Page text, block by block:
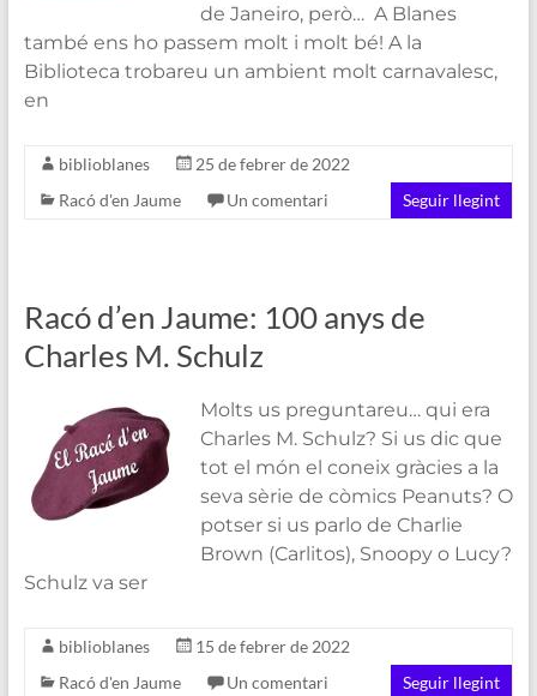
de Janeiro, però… A Blanes
també ens ho passem molt i molt bé! A la
Biblioteca trobareu un ambient molt carnavalesc,
en
biblioblanes
25 de febrer de 2022
Racó d'en Jaume
Un comentari Seguir llegint
Racó d’en Jaume: 100 anys de
Charles M. Schulz
Molts us preguntareu… qui era
Charles M. Schulz? Si us dic que
tot el món el coneix gràcies a la
seva sèrie de còmics Peanuts? O
potser si us parlo de Charlie
Brown (Carlitos), Snoopy o Lucy?
Schulz va ser
biblioblanes
15 de febrer de 2022
Racó d'en Jaume
Un comentari Seguir llegint